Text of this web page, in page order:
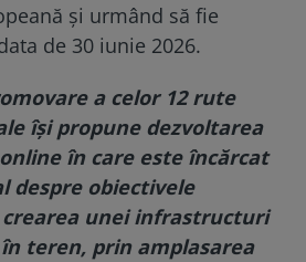
și urmând să fie
de 30 iunie 2026.
a celor 12 rute
îşi propune dezvoltarea
în care este încărcat
despre obiectivele
unei infrastructuri
teren, prin amplasarea